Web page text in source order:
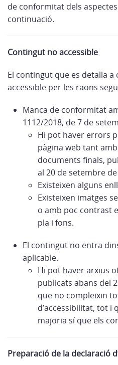
de conformitat dels
continuació.
Contingut no accessible
El contingut que es detalla a
accessible per les raons
Manca de conformitat
1112/2018, de 7 de
Hi pot haver errors
pàgina web tant
documents finals,
al 20 de setembre de
Existeixen alguns
Existeixen imatges
o amb poc contrast
pla i fons.
El contingut no entra
aplicable.
Hi pot haver arxius
publicats abans del
que no compleixin
d’accessibilitat, tot i
majoria sí que els
Preparació de la declaració